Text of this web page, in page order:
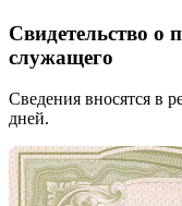
Свидетельство о
служащего
Сведения вносятся
дней.